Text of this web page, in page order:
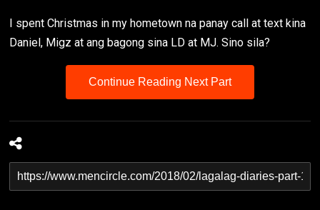
I spent Christmas in my hometown na panay call at text kina
Daniel, Migz at ang bagong sina LD at MJ. Sino sila?
Continue Reading Next Part